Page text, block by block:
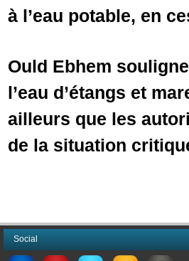
à l’eau potable, en
Ould Ebhem
l’eau d’étangs et
ailleurs que les
de la situation
Social